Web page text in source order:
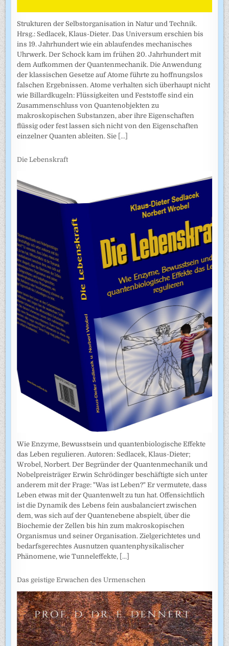
Strukturen der Selbstorganisation in Natur und Technik.
Hrsg.: Sedlacek, Klaus-Dieter. Das Universum erschien bis
ins 19. Jahrhundert wie ein ablaufendes mechanisches
Uhrwerk. Der Schock kam im frühen 20. Jahrhundert mit
dem Aufkommen der Quantenmechanik. Die Anwendung
der klassischen Gesetze auf Atome führte zu hoffnungslos
falschen Ergebnissen. Atome verhalten sich überhaupt nicht
wie Billardkugeln: Flüssigkeiten und Feststoffe sind ein
Zusammenschluss von Quantenobjekten zu
makroskopischen Substanzen, aber ihre Eigenschaften
flüssig oder fest lassen sich nicht von den Eigenschaften
einzelner Quanten ableiten. Sie [...]
Die Lebenskraft
Wie Enzyme, Bewusstsein und quantenbiologische Effekte
das Leben regulieren. Autoren: Sedlacek, Klaus-Dieter;
Wrobel, Norbert. Der Begründer der Quantenmechanik und
Nobelpreisträger Erwin Schrödinger beschäftigte sich unter
anderem mit der Frage: "Was ist Leben?" Er vermutete, dass
Leben etwas mit der Quantenwelt zu tun hat. Offensichtlich
ist die Dynamik des Lebens fein ausbalanciert zwischen
dem, was sich auf der Quantenebene abspielt, über die
Biochemie der Zellen bis hin zum makroskopischen
Organismus und seiner Organisation. Zielgerichtetes und
bedarfsgerechtes Ausnutzen quantenphysikalischer
Phänomene, wie Tunneleffekte, [...]
Das geistige Erwachen des Urmenschen